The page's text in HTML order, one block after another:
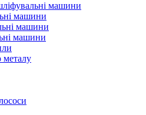
машини
машини
машини
машини
металу